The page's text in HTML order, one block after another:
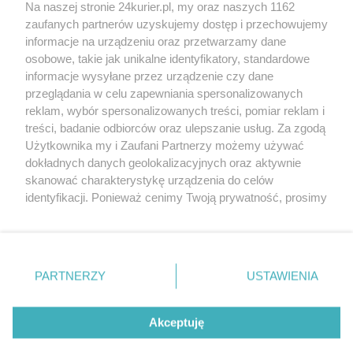
Po zderzeniu ford wjechał w budynek
Pięcioro dzieci rannych w wypadku (akt. 1)
POGODA
19℃
Zobacz prognozę na 3 dni
Copyright © 2022 Kurier Szczeciński sp. z o.o.
Wszelkie prawa zastrzeżone
Nota wydawnicza
Nota prawna
Polityka prywatności
Reklama
Na naszej stronie 24kurier.pl, my oraz naszych 1162
zaufanych partnerów uzyskujemy dostęp i przechowujemy
informacje na urządzeniu oraz przetwarzamy dane
osobowe, takie jak unikalne identyfikatory, standardowe
informacje wysyłane przez urządzenie czy dane
przeglądania w celu zapewniania spersonalizowanych
reklam, wybór spersonalizowanych treści, pomiar reklam i
treści, badanie odbiorców oraz ulepszanie usług. Za zgodą
Użytkownika my i Zaufani Partnerzy możemy używać
dokładnych danych geolokalizacyjnych oraz aktywnie
skanować charakterystykę urządzenia do celów
identyfikacji. Ponieważ cenimy Twoją prywatność, prosimy
prywatności znajdujący się w lewym dolnym rogu strony
. Niektóre rodzaje przetwarzania danych nie wymagają
takiemu przetwarzaniu. Preferencje będą miały
zastosowania tylko na tej witrynie.
PARTNERZY USTAWIENIA
Akceptuję